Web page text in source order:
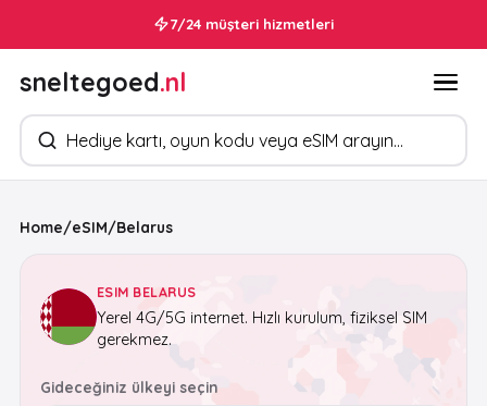
7/24 müşteri hizmetleri
sneltegoed.nl
Ürün arayın
Home/eSIM/Belarus
ESIM BELARUS
Yerel 4G/5G internet. Hızlı kurulum, fiziksel SIM
gerekmez.
Gideceğiniz ülkeyi seçin